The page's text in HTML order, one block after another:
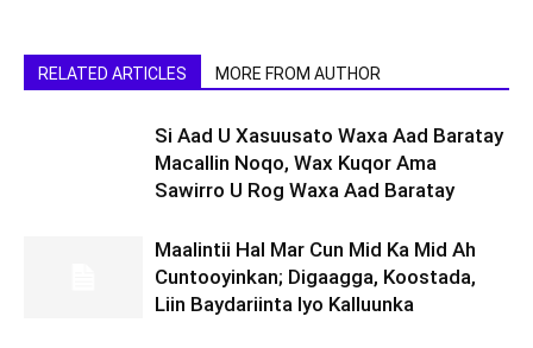
RELATED ARTICLES MORE FROM AUTHOR
Si Aad U Xasuusato Waxa Aad Baratay
Macallin Noqo, Wax Kuqor Ama
Sawirro U Rog Waxa Aad Baratay
Maalintii Hal Mar Cun Mid Ka Mid Ah
Cuntooyinkan; Digaagga, Koostada,
Liin Baydariinta Iyo Kalluunka